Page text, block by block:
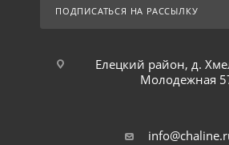
ПОДПИСАТЬСЯ НА РАССЫЛКУ
Елецкий район, д.
Молодежная